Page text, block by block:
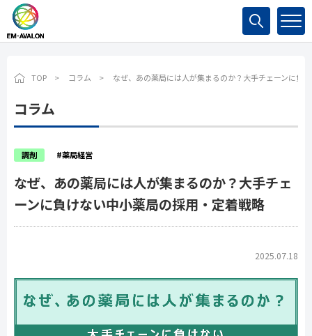
TOP コラム なぜ、あの薬局には人が集まるのか？大手チェーンに負
コラム
調剤 #薬局経営
なぜ、あの薬局には人が集まるのか？大手チェ
ーンに負けない中小薬局の採用・定着戦略
2025.07.18